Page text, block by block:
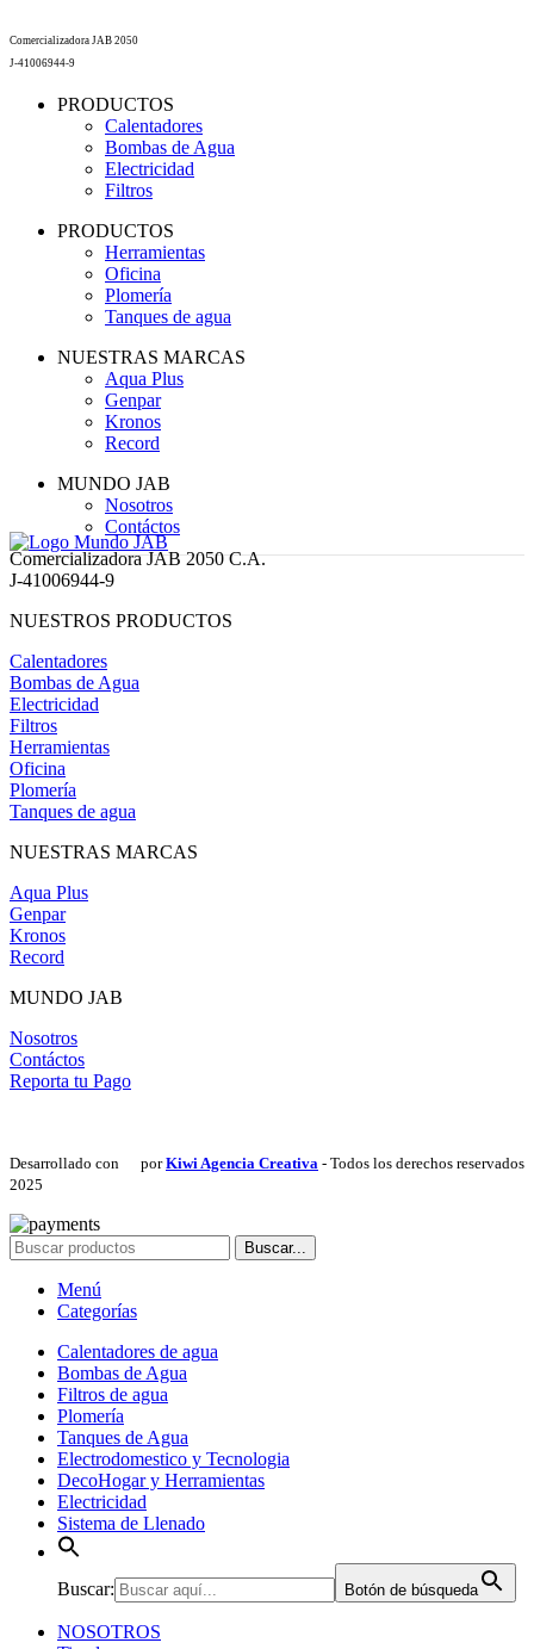
Comercializadora JAB 2050
J-41006944-9
PRODUCTOS
Calentadores
Bombas de Agua
Electricidad
Filtros
PRODUCTOS
Herramientas
Oficina
Plomería
Tanques de agua
NUESTRAS MARCAS
Aqua Plus
Genpar
Kronos
Record
MUNDO JAB
Nosotros
Contáctos
Comercializadora JAB 2050 C.A.
J-41006944-9
NUESTROS PRODUCTOS
Calentadores
Bombas de Agua
Electricidad
Filtros
Herramientas
Oficina
Plomería
Tanques de agua
NUESTRAS MARCAS
Aqua Plus
Genpar
Kronos
Record
MUNDO JAB
Nosotros
Contáctos
Reporta tu Pago
Desarrollado con porKiwi Agencia Creativa - Todos los derechos reservados
2025
Buscar...
Menú
Categorías
Calentadores de agua
Bombas de Agua
Filtros de agua
Plomería
Tanques de Agua
Electrodomestico y Tecnologia
DecoHogar y Herramientas
Electricidad
Sistema de Llenado
Buscar: Botón de búsqueda
NOSOTROS